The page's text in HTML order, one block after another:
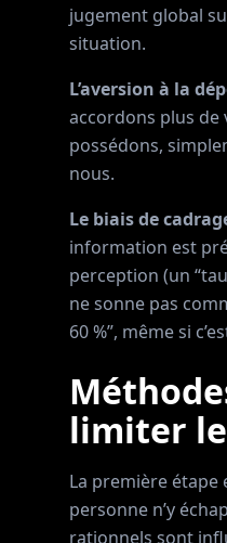
jugement global
situation.
L’aversion à la
accordons plus de
possédons,
nous.
Le biais de
information est
perception (un
ne sonne pas
60 %”, même si
limiter
La première
personne n’y
rationnels sont